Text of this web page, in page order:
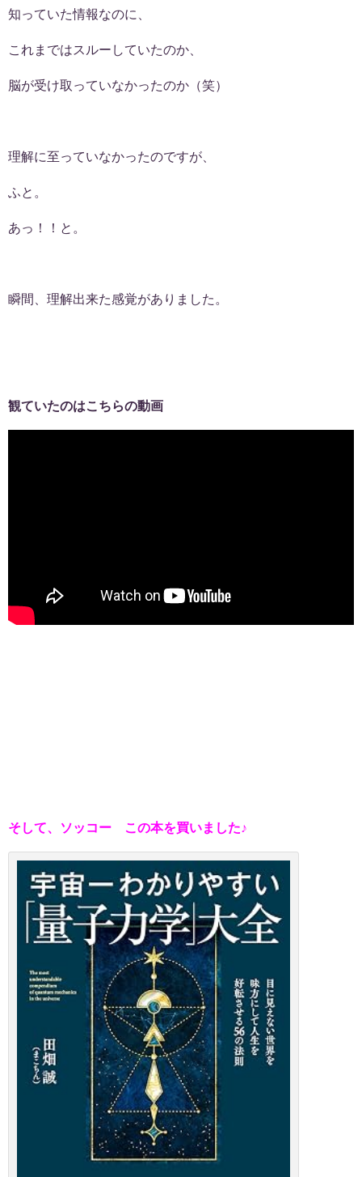
知っていた情報なのに、
これまではスルーしていたのか、
脳が受け取っていなかったのか（笑）
理解に至っていなかったのですが、
ふと。
あっ！！と。
瞬間、理解出来た感覚がありました。
観ていたのはこちらの動画
そして、ソッコー この本を買いました♪